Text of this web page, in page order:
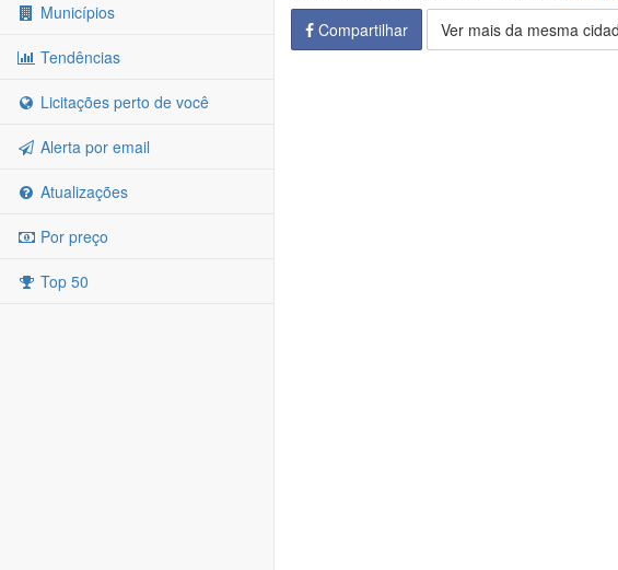
Municípios
Tendências
Licitações perto de você
Alerta por email
Atualizações
Por preço
Top 50
Compartilhar
Ver mais da mesma